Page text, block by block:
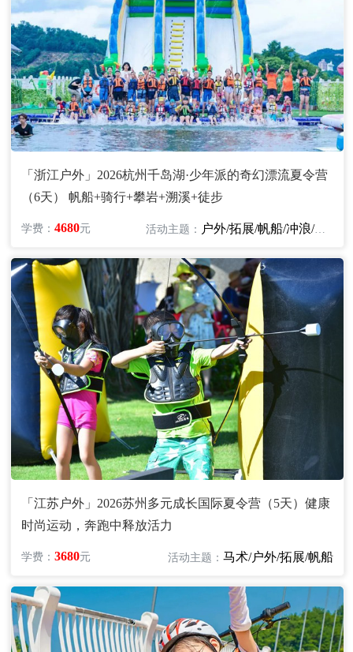
「浙江户外」2026杭州千岛湖·少年派的奇幻漂流夏令营
（6天） 帆船+骑行+攀岩+溯溪+徒步
学费：4680元 活动主题： 户外/拓展/帆船/冲浪/皮划艇/骑行
「江苏户外」2026苏州多元成长国际夏令营（5天）健康
时尚运动，奔跑中释放活力
学费：3680元 活动主题： 马术/户外/拓展/帆船